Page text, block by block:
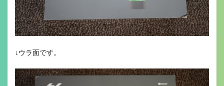
↓ウラ面です。